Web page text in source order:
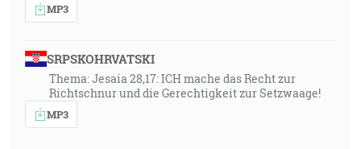
MP3
SRPSKOHRVATSKI
Thema: Jesaia 28,17: ICH mache das Recht zur
Richtschnur und die Gerechtigkeit zur Setzwaage!
MP3